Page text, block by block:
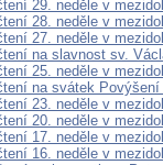
29. neděle v
28. neděle v
27. neděle v
na slavnost sv.
25. neděle v
na svátek
23. neděle v
20. neděle v
17. neděle v
16. neděle v